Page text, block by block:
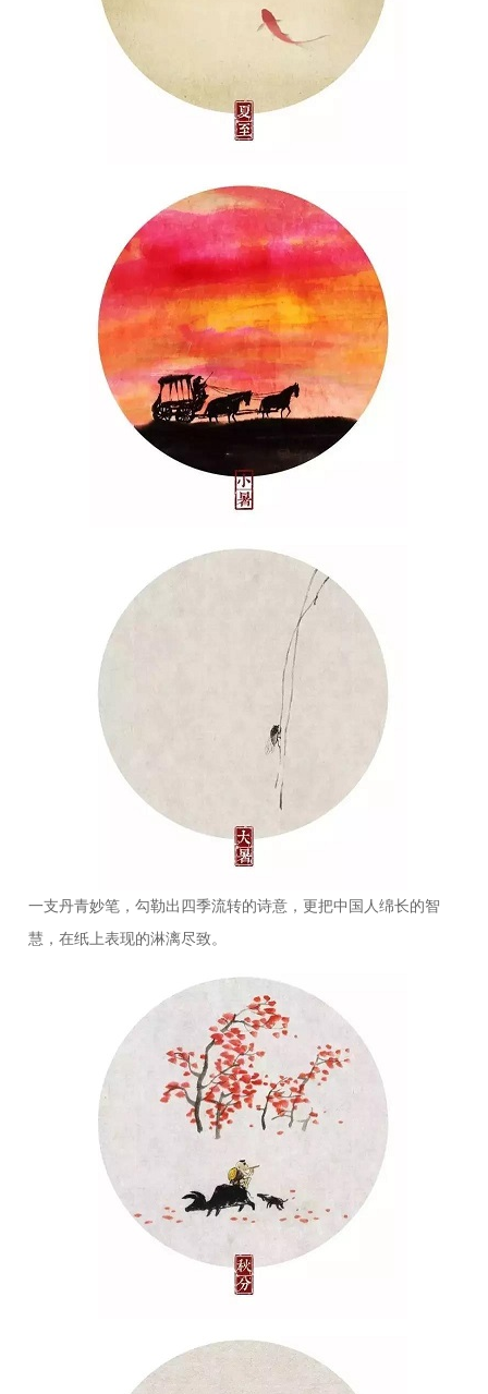
一支丹青妙笔，勾勒出四季流转的诗意，更把中国人绵长的智
慧，在纸上表现的淋漓尽致。